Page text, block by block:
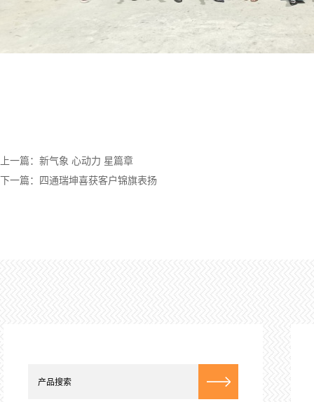
上一篇：新气象 心动力 星篇章
下一篇：四通瑞坤喜获客户锦旗表扬